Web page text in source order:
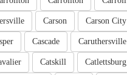
Carson City
Carson
Caruthersville
Cascade
Catlettsburg
Catskill